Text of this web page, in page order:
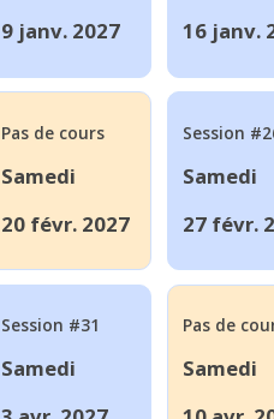
9 janv. 2027
16 janv.
Pas de cours
Samedi
20 févr. 2027
Session
Samedi
27 févr.
Session #31
Samedi
Pas de
Samedi